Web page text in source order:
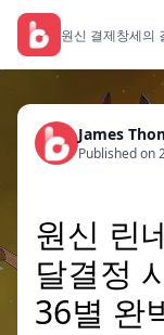
원신 결제창세의
James
Published on
원신 린
달결정
36별 완